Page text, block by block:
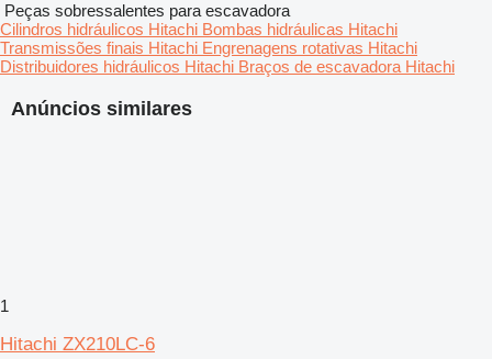
Anúncios similares
1
Hitachi ZX210LC-6
Peças sobressalentes para escavadora
Cilindros hidráulicos Hitachi Bombas hidráulicas Hitachi
Transmissões finais Hitachi Engrenagens rotativas Hitachi
Distribuidores hidráulicos Hitachi Braços de escavadora Hitachi